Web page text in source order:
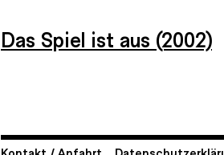
Das Spiel ist aus (2002)
Kontakt / Anfahrt